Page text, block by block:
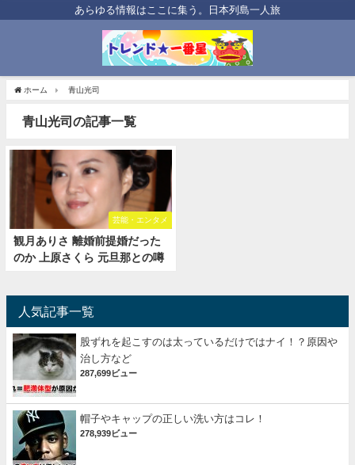
あらゆる情報はここに集う。日本列島一人旅
ホーム 青山光司
青山光司の記事一覧
芸能・エンタメ
観月ありさ 離婚前提婚だった
のか 上原さくら 元旦那との噂
人気記事一覧
股ずれを起こすのは太っているだけではナイ！？原因や
治し方など
287,699ビュー
帽子やキャップの正しい洗い方はコレ！
278,939ビュー